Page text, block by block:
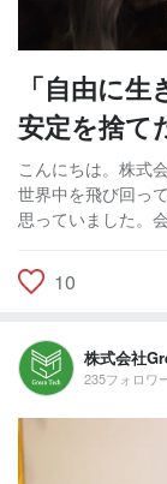
「自由に
安定を捨て
こんにちは。株式
世界中を飛び回っ
思っていました。
10
株式会社
235フォロワ